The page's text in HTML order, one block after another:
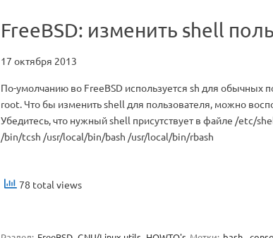
FreeBSD: изменить shell
17 октября 2013
По-умолчанию во FreeBSD используется sh для обычных
root. Что бы изменить shell для пользователя, можно
Убедитесь, что нужный shell присутствует в файле /etc/
/bin/tcsh /usr/local/bin/bash /usr/local/bin/rbash
78 total views